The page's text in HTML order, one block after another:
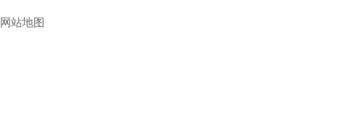
网站地图